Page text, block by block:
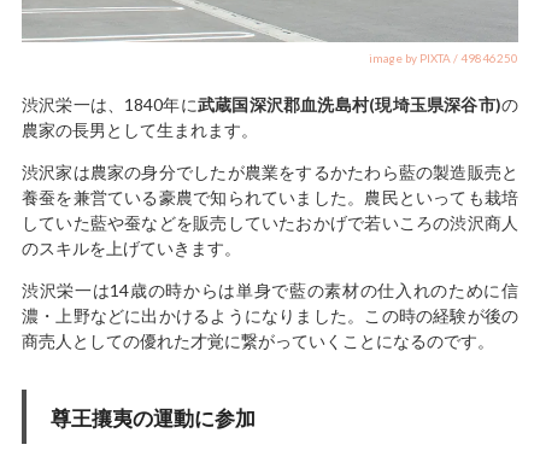
image by PIXTA / 49846250
渋沢栄一は、1840年に武蔵国深沢郡血洗島村(現埼玉県深谷市)の
農家の長男として生まれます。
渋沢家は農家の身分でしたが農業をするかたわら藍の製造販売と
養蚕を兼営ている豪農で知られていました。農民といっても栽培
していた藍や蚕などを販売していたおかげで若いころの渋沢商人
のスキルを上げていきます。
渋沢栄一は14歳の時からは単身で藍の素材の仕入れのために信
濃・上野などに出かけるようになりました。この時の経験が後の
商売人としての優れた才覚に繋がっていくことになるのです。
尊王攘夷の運動に参加